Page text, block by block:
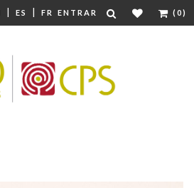
| ES | FR ENTRAR (0)